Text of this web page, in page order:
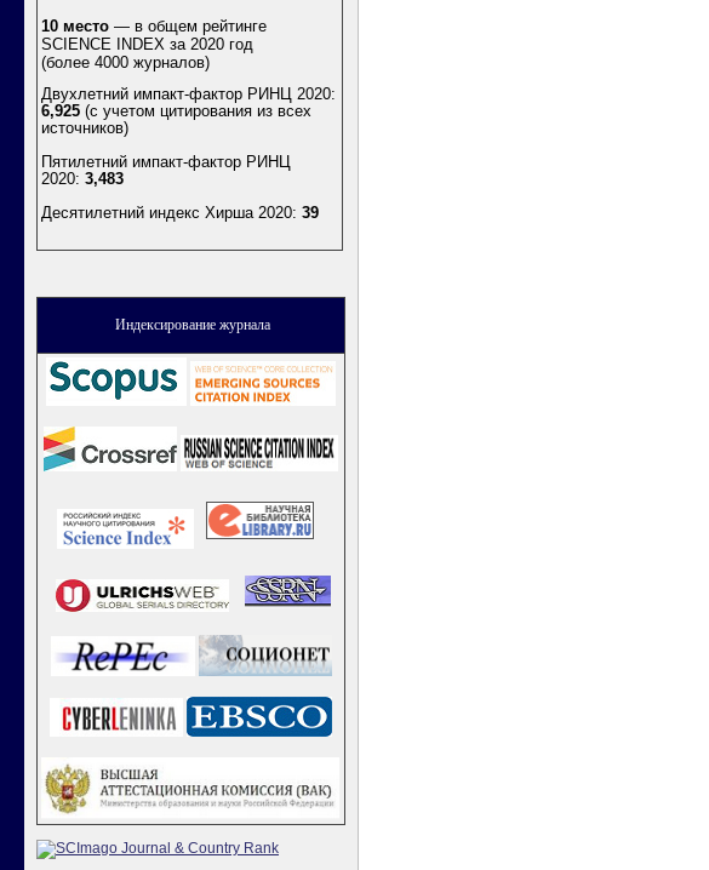
10 место — в общем рейтинге
SCIENCE INDEX за 2020 год
(более 4000 журналов)
Двухлетний импакт-фактор РИНЦ 2020:
6,925 (с учетом цитирования из всех
источников)
Пятилетний импакт-фактор РИНЦ
2020: 3,483
Десятилетний индекс Хирша 2020: 39
Индексирование журнала